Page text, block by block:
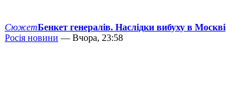
СюжетБенкет генералів. Наслідки вибуху в Москві
Росія новини — Вчора, 23:58